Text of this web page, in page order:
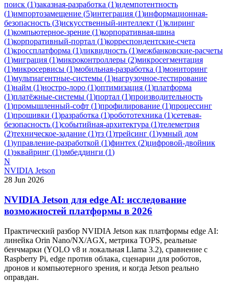
поиск (1)заказная-разработка (1)идемпотентность
(1)импортозамещение (5)интеграция (1)информационная-
безопасность (3)искусственный-интеллект (1)клиринг
(1)компьютерное-зрение (1)корпоративная-шина
(1)корпоративный-портал (1)корреспондентские-счета
(1)кроссплатформа (1)ликвидность (1)межбанковские-расчеты
(1)миграция (1)микроконтроллеры (2)микросегментация
(1)микросервисы (1)мобильная-разработка (1)мониторинг
(1)мультиагентные-системы (1)нагрузочное-тестирование
(1)найм (1)ностро-лоро (1)оптимизация (1)платформа
(1)платёжные-системы (1)портал (1)производительность
(1)промышленный-софт (1)профилирование (1)процессинг
(1)прошивки (1)разработка (1)робототехника (1)сетевая-
безопасность (1)событийная-архитектура (1)телеметрия
(2)техническое-задание (1)тз (1)трейсинг (1)умный дом
(1)управление-разработкой (1)финтех (2)цифровой-двойник
(1)эквайринг (1)эмбеддинги (1)
N
NVIDIA Jetson
28 Jun 2026
NVIDIA Jetson для edge AI: исследование
возможностей платформы в 2026
Практический разбор NVIDIA Jetson как платформы edge AI:
линейка Orin Nano/NX/AGX, метрика TOPS, реальные
бенчмарки (YOLO v8 и локальная Llama 3.2), сравнение с
Raspberry Pi, edge против облака, сценарии для роботов,
дронов и компьютерного зрения, и когда Jetson реально
оправдан.